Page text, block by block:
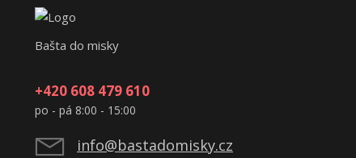
Bašta do misky
+420 608 479 610
po - pá 8:00 - 15:00
info@bastadomisky.cz